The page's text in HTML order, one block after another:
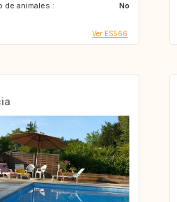
de animales :
No
Ver ES566